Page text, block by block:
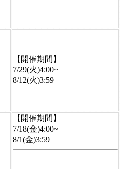
【開催期間】
7/29(火)4:00~
8/12(火)3:59
【開催期間】
7/18(金)4:00~
8/1(金)3:59